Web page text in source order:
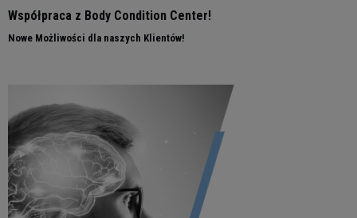
Współpraca z Body Condition Center!
Nowe Możliwości dla naszych Klientów!